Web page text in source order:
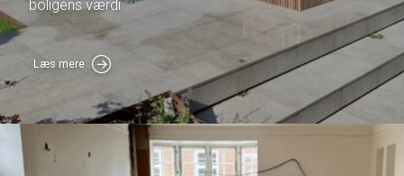
boligens værdi
Læs mere